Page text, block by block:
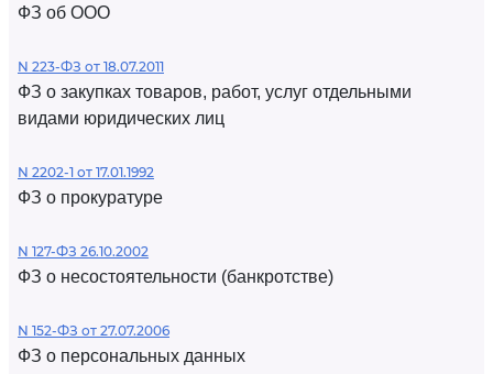
ФЗ об ООО
N 223-ФЗ от 18.07.2011
ФЗ о закупках товаров, работ, услуг отдельными
видами юридических лиц
N 2202-1 от 17.01.1992
ФЗ о прокуратуре
N 127-ФЗ 26.10.2002
ФЗ о несостоятельности (банкротстве)
N 152-ФЗ от 27.07.2006
ФЗ о персональных данных